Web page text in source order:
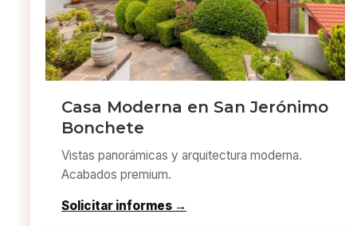
Casa Moderna en San Jerónimo
Bonchete
Vistas panorámicas y arquitectura moderna.
Acabados premium.
Solicitar informes →